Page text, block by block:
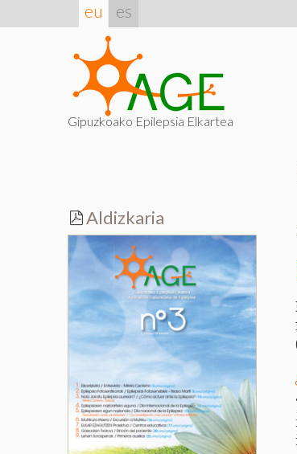
eu es
Gipuzkoako Epilepsia Elkartea
Aldizkaria